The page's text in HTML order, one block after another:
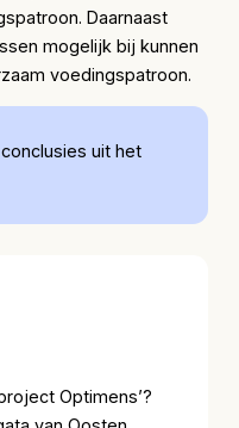
Daarnaast
mogelijk bij kunnen
voedingspatroon.
uit het
Optimens’?